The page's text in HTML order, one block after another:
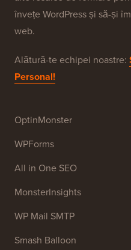
WPBeginner este un site
2009 deSyed Balkhi.
este de a oferi tutoriale
web.
Personal!
OptinMonster